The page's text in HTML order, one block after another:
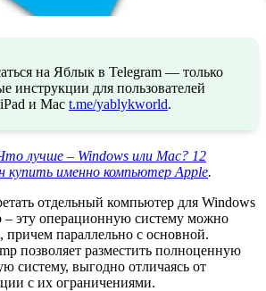
на Яблык в Telegram — только
инструкции для пользователей
и Mac t.me/yablykworld.
лучше – Windows или Mac? 12
купить именно компьютер Apple.
отдельный компьютер для Windows
– эту операционную систему можно
причем параллельно с основной.
позволяет разместить полноценную
систему, выгодно отличаясь от
с их ограничениями.